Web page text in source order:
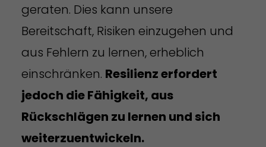
geraten. Dies kann unsere
Bereitschaft, Risiken einzugehen und
aus Fehlern zu lernen, erheblich
einschränken. Resilienz erfordert
jedoch die Fähigkeit, aus
Rückschlägen zu lernen und sich
weiterzuentwickeln.